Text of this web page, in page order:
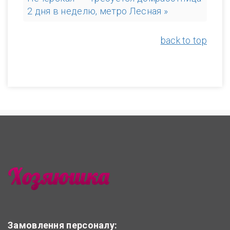
2 дня в неделю, метро Лесная »
back to top
Замовлення персоналу: